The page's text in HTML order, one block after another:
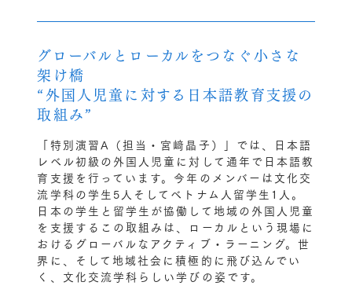
グローバルとローカルをつなぐ小さな
架け橋
“外国人児童に対する日本語教育支援の
取組み”
「特別演習A（担当・宮﨑晶子）」では、日本語
レベル初級の外国人児童に対して通年で日本語教
育支援を行っています。今年のメンバーは文化交
流学科の学生5人そしてベトナム人留学生1人。
日本の学生と留学生が協働して地域の外国人児童
を支援するこの取組みは、ローカルという現場に
おけるグローバルなアクティブ・ラーニング。世
界に、そして地域社会に積極的に飛び込んでい
く、文化交流学科らしい学びの姿です。